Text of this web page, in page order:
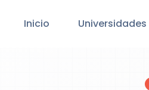
Inicio Universidades